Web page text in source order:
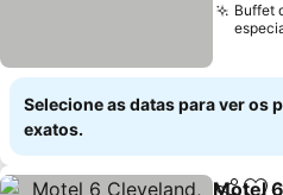
Buffet
Selecione as datas para ver os
exatos.
Motel